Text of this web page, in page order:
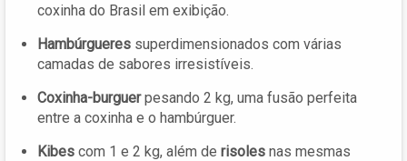
coxinha do Brasil em exibição.
Hambúrgueres superdimensionados com várias
camadas de sabores irresistíveis.
Coxinha-burguerpesando 2 kg, uma fusão perfeita
entre a coxinha e o hambúrguer.
Kibes com 1 e 2 kg, além de risoles nas mesmas